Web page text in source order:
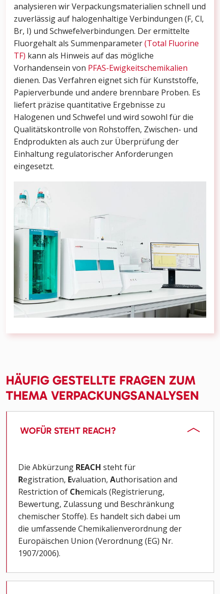
analysieren wir Verpackungsmaterialien schnell und
zuverlässig auf halogenhaltige Verbindungen (F, Cl,
Br, I) und Schwefelverbindungen. Der ermittelte
Fluorgehalt als Summenparameter(Total Fluorine
TF) kann als Hinweis auf das mögliche
Vorhandensein von PFAS-Ewigkeitschemikalien
dienen. Das Verfahren eignet sich für Kunststoffe,
Papierverbunde und andere brennbare Proben. Es
liefert präzise quantitative Ergebnisse zu
Halogenen und Schwefel und wird sowohl für die
Qualitätskontrolle von Rohstoffen, Zwischen- und
Endprodukten als auch zur Überprüfung der
Einhaltung regulatorischer Anforderungen
eingesetzt.
HÄUFIG GESTELLTE FRAGEN ZUM
THEMA VERPACKUNGSANALYSEN
WOFÜR STEHT REACH?
Die Abkürzung REACH steht für
Registration, Evaluation, Authorisation and
Restriction of Chemicals (Registrierung,
Bewertung, Zulassung und Beschränkung
chemischer Stoffe). Es handelt sich dabei um
die umfassende Chemikalienverordnung der
Europäischen Union (Verordnung (EG) Nr.
1907/2006).